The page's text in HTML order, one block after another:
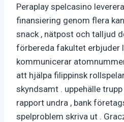
Peraplay spelcasino
finansiering genom flera
snack , nätpost och talljud
förbereda fakultet erbjuder
kommunicerar
att hjälpa filippinsk
skyndsamt . uppehälle
rapport undra , bank
spelproblem skriva ut .